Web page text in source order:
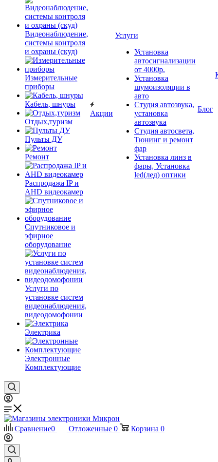
Видеонаблюдение,
системы контроля
и охраны (скуд)
Измерительные
приборы
Кабель, шнуры
Отдых,туризм
Пульты ДУ
Ремонт
Распродажа IP и
AHD видеокамер
Спутниковое и
эфирное
оборудование
Услуги по
установке систем
видеонаблюдения,
видеодомофонии
Электрика
Электронные
Комплектующие
Акции
Услуги
Установка
автосигнализации
от 4000р.
Установка
шумоизоляции в
авто
Студия автозвука,
установка
автозвука
Студия автосвета,
Тюнинг и ремонт
фар
Установка линз в
фары, Установка
led(лед) оптики
Блог
Сравнение0 Отложенные 0 Корзина 0